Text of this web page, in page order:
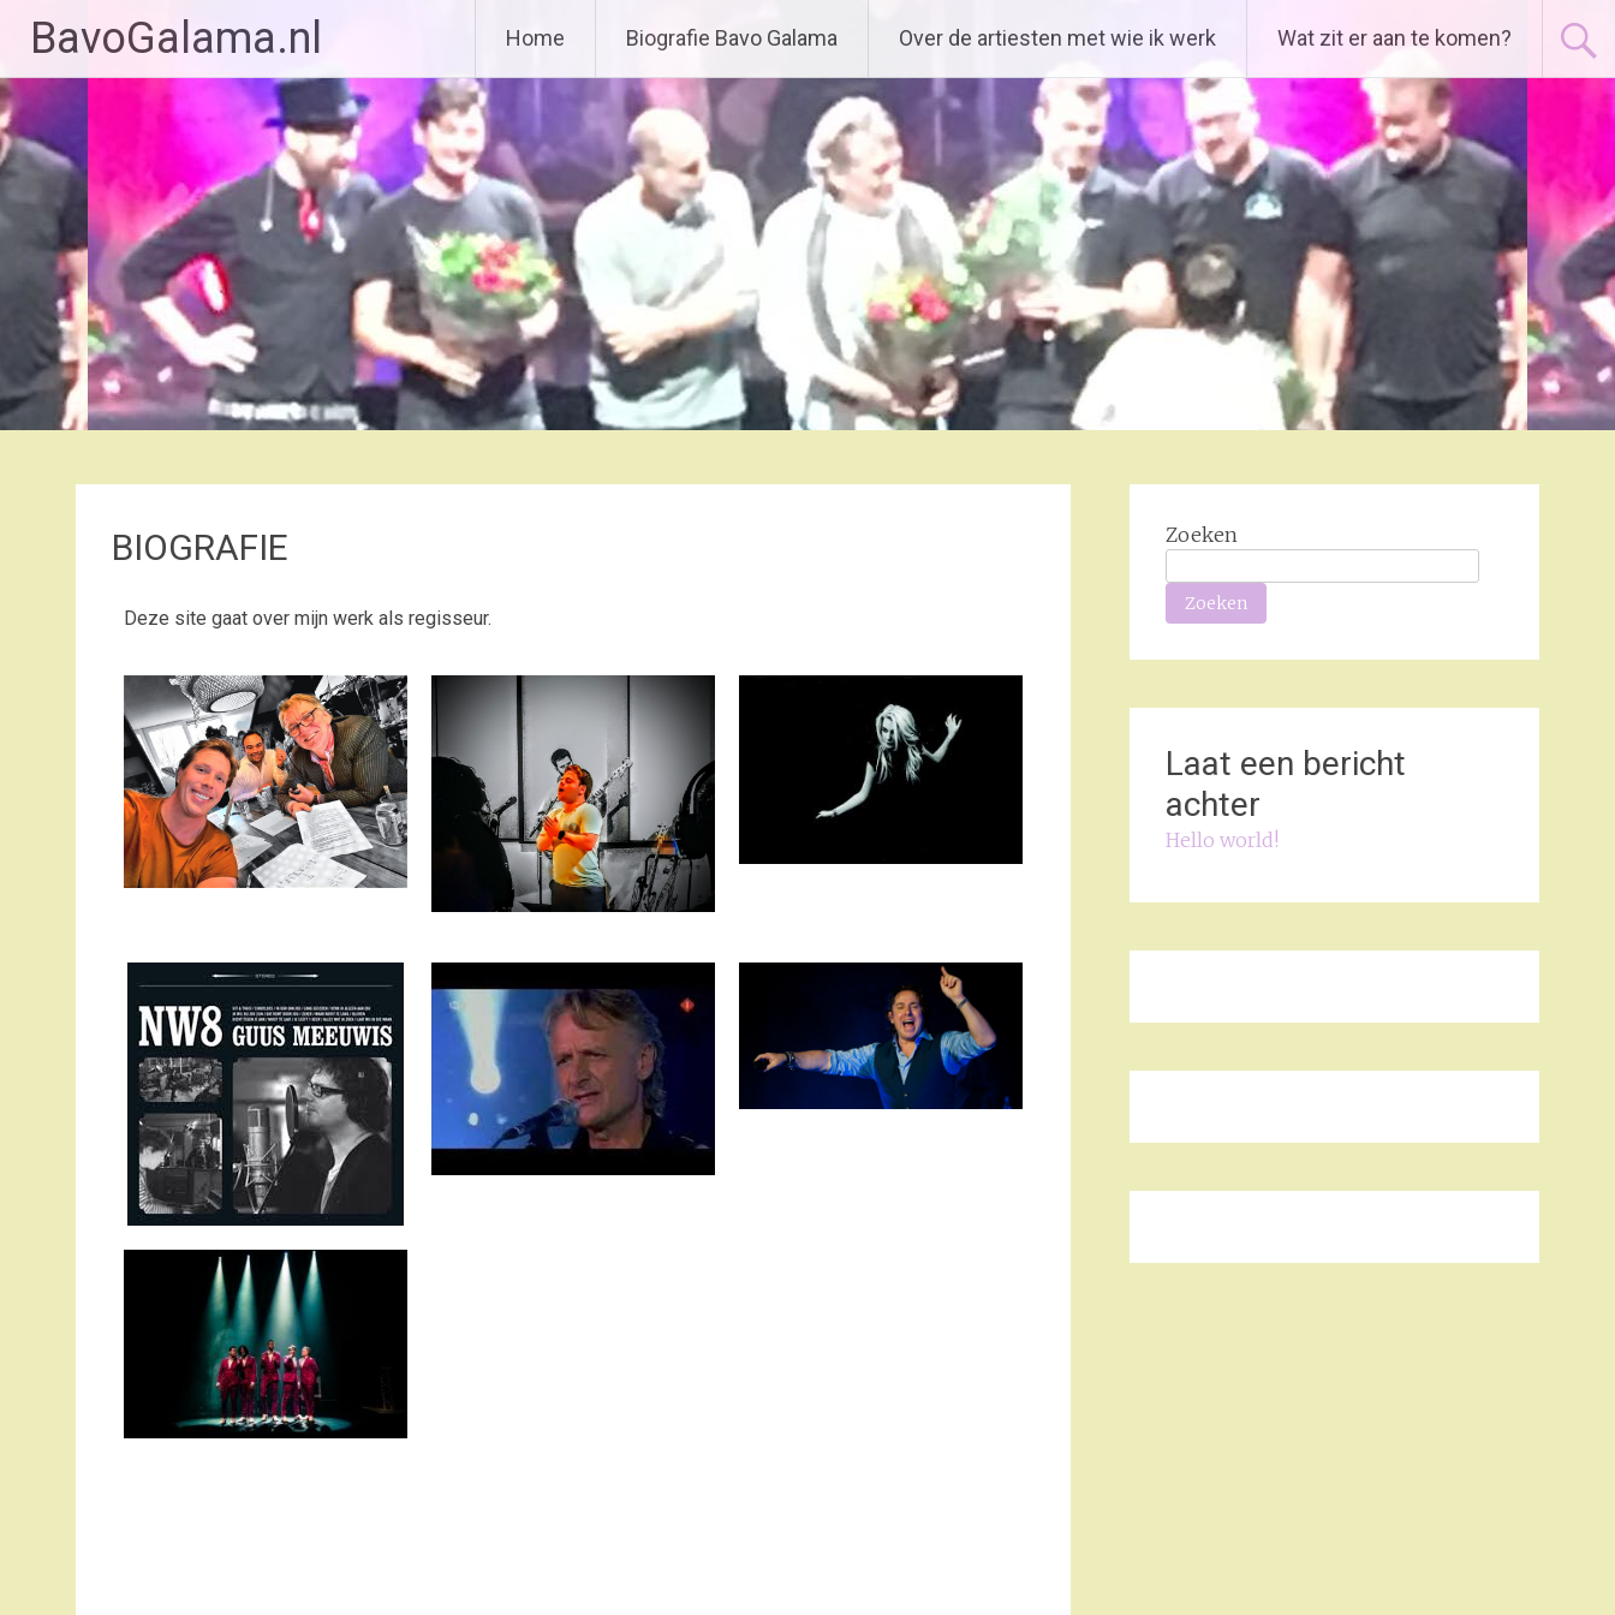
BavoGalama.nl Home Biografie Bavo Galama Over de artiesten met wie ik werk Wat zit er aan te komen?
BIOGRAFIE
Deze site gaat over mijn werk als regisseur.
Zoeken
Zoeken
Laat een bericht
achter
Hello world!